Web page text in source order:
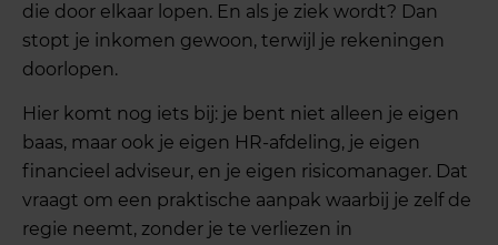
die door elkaar lopen. En als je ziek wordt? Dan
stopt je inkomen gewoon, terwijl je rekeningen
doorlopen.
Hier komt nog iets bij: je bent niet alleen je eigen
baas, maar ook je eigen HR-afdeling, je eigen
financieel adviseur, en je eigen risicomanager. Dat
vraagt om een praktische aanpak waarbij je zelf de
regie neemt, zonder je te verliezen in